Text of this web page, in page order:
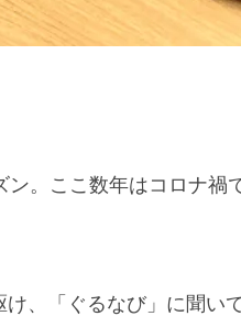
。ここ数年はコロナ禍
、「ぐるなび」に聞いて